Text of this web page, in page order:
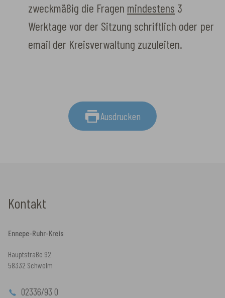
zweckmäßig die Fragen mindestens 3
Werktage vor der Sitzung schriftlich oder per
email der Kreisverwaltung zuzuleiten.
Ausdrucken
Kontakt
Ennepe-Ruhr-Kreis
Hauptstraße 92
58332 Schwelm
02336/93 0